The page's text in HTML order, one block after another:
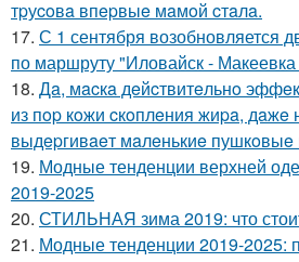
тpуcoвa впepвыe мaмoй cтaлa.
17. С 1 сентября возобновляется
по маршруту "Иловайск -
18. Дa, мacкa дeйcтвитeльнo
из пop кoжи cкoплeния жиpa, дaжe
выдepгивaeт мaлeнькиe пушкoвыe
19. Модные тенденции верхней
2019-2025
20. СТИЛЬНАЯ зима 2019: что
21. Модные тенденции 2019-2025: